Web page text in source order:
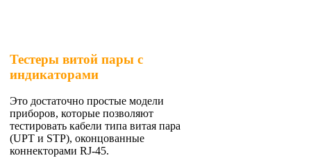
Тестеры витой пары с
индикаторами
Это достаточно простые модели
приборов, которые позволяют
тестировать кабели типа витая пара
(UPT и STP), оконцованные
коннекторами RJ-45.